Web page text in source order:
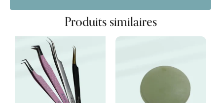
Produits similaires